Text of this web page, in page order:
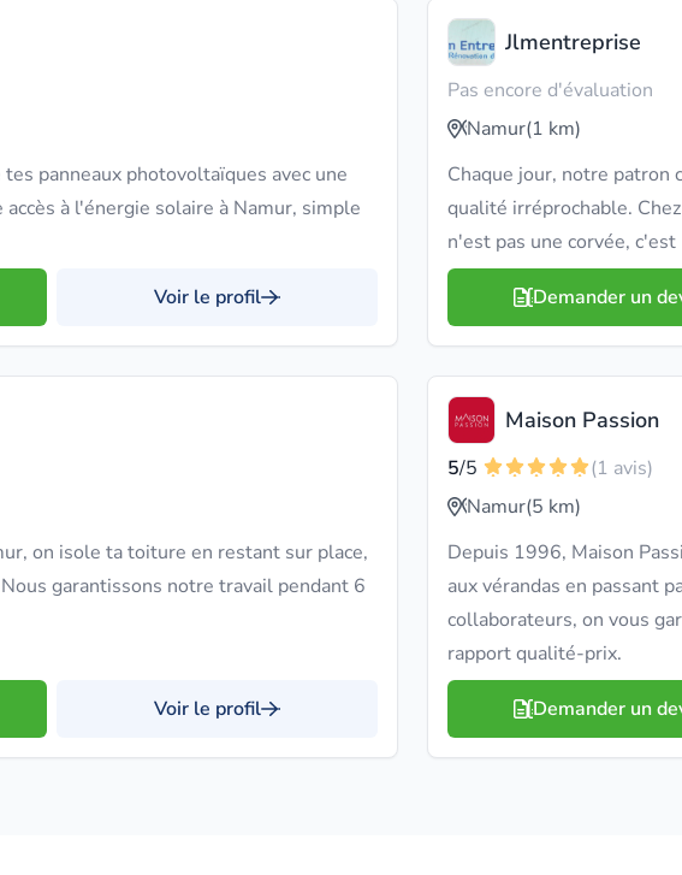
panneaux photovoltaïques avec une
à l'énergie solaire à Namur, simple
Voir le profil
Jlmentreprise
Pas encore d'évaluation
Namur(1 km)
Chaque jour, notre
qualité irréprochable.
n'est pas une corvée,
Demander un
on isole ta toiture en restant sur place,
garantissons notre travail pendant 6
Voir le profil
Maison Passion
5/5
(1 avis)
Namur(5 km)
Depuis 1996, Maison
aux vérandas en passant
collaborateurs, on vous
rapport qualité-prix.
Demander un